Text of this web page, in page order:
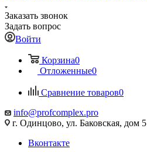
Заказать звонок
Задать вопрос
Войти
Корзина0
Отложенные0
Сравнение товаров0
info@profcomplex.pro
г. Одинцово, ул. Баковская, дом 5
Вконтакте